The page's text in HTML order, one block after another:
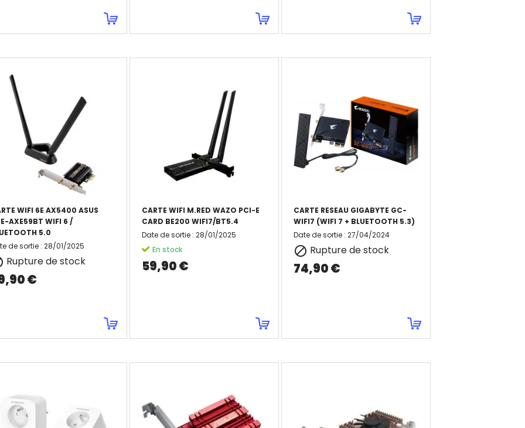
WIFI 6E AX5400 ASUS
AXE59BT WIFI 6 /
5.0
de sortie: 28/01/2025
Rupture de stock
€
CARTE WIFI M.RED WAZO PCI-E
CARD BE200 WIFI7/BT5.4
Date de sortie: 28/01/2025
En stock
59,90 €
CARTE RESEAU GIGABYTE GC-
WIFI7 (WIFI 7 + BLUETOOTH 5.3)
Date de sortie: 27/04/2024
 Rupture de stock
74,90 €